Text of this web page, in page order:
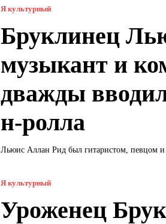
Я культурный
Бруклинец
музыкант и
дважды
н-ролла
Льюис Аллан Рид был гитаристом, певцом и
Я культурный
Уроженец